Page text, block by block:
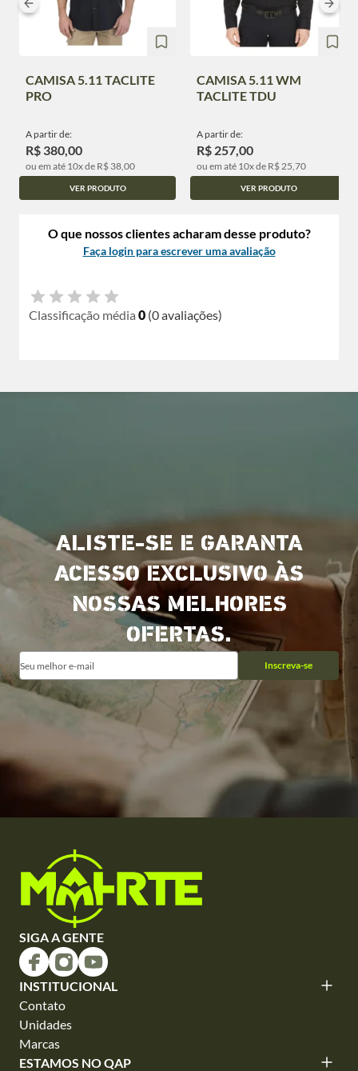
CAMISA 5.11 TACLITE
PRO
A partir de:
R$ 380,00
ou em até 10x de R$ 38,00
VER PRODUTO
CAMISA 5.11 WM
TACLITE TDU
A partir de:
R$ 257,00
ou em até 10x de R$ 25,70
VER PRODUTO
O que nossos clientes acharam desse produto?
Faça login para escrever uma avaliação
Classificação média 0 (0 avaliações)
ALISTE-SE E GARANTA
ACESSO EXCLUSIVO ÀS
NOSSAS MELHORES
OFERTAS.
Inscreva-se
SIGA A GENTE
INSTITUCIONAL
Contato
Unidades
Marcas
ESTAMOS NO QAP